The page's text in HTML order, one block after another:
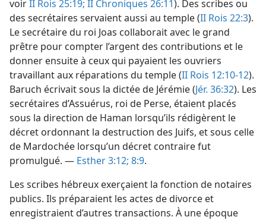
voirII Rois 25:19; II Chroniques 26:11). Des scribes ou
des secrétaires servaient aussi au temple (II Rois 22:3).
Le secrétaire du roi Joas collaborait avec le grand
prêtre pour compter l’argent des contributions et le
donner ensuite à ceux qui payaient les ouvriers
travaillant aux réparations du temple (II Rois 12:10-12).
Baruch écrivait sous la dictée de Jérémie (Jér. 36:32). Les
secrétaires d’Assuérus, roi de Perse, étaient placés
sous la direction de Haman lorsqu’ils rédigèrent le
décret ordonnant la destruction des Juifs, et sous celle
de Mardochée lorsqu’un décret contraire fut
promulgué. — Esther 3:12; 8:9.
Les scribes hébreux exerçaient la fonction de notaires
publics. Ils préparaient les actes de divorce et
enregistraient d’autres transactions. À une époque